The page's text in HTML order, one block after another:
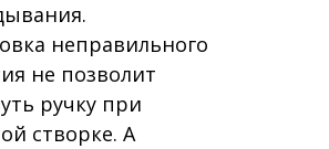
неправильного
не позволит
ручку при
створке. А